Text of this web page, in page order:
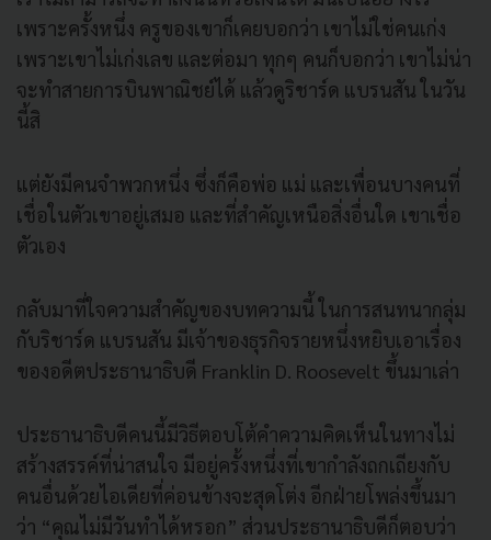
เพราะครั้งหนึ่ง ครูของเขาก็เคยบอกว่า เขาไม่ใช่คนเก่ง
เพราะเขาไม่เก่งเลข และต่อมา ทุกๆ คนก็บอกว่า เขาไม่น่า
จะทำสายการบินพาณิชย์ได้ แล้วดูริชาร์ด แบรนสัน ในวัน
นี้สิ
แต่ยังมีคนจำพวกหนึ่ง ซึ่งก็คือพ่อ แม่ และเพื่อนบางคนที่
เชื่อในตัวเขาอยู่เสมอ และที่สำคัญเหนือสิ่งอื่นใด เขาเชื่อ
ตัวเอง
กลับมาที่ใจความสำคัญของบทความนี้ ในการสนทนากลุ่ม
กับริชาร์ด แบรนสัน มีเจ้าของธุรกิจรายหนึ่งหยิบเอาเรื่อง
ของอดีตประธานาธิบดี Franklin D. Roosevelt ขึ้นมาเล่า
ประธานาธิบดีคนนี้มีวิธีตอบโต้คำความคิดเห็นในทางไม่
สร้างสรรค์ที่น่าสนใจ มีอยู่ครั้งหนึ่งที่เขากำลังถกเถียงกับ
คนอื่นด้วยไอเดียที่ค่อนข้างจะสุดโต่ง อีกฝ่ายโพล่งขึ้นมา
ว่า “คุณไม่มีวันทำได้หรอก” ส่วนประธานาธิบดีก็ตอบว่า